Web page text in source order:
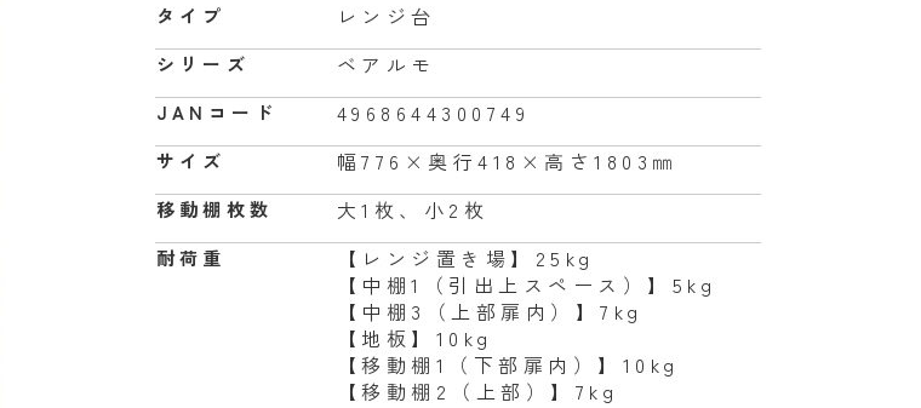
タイプ レンジ台
シリーズ ベアルモ
JANコード 4968644300749
サイズ 幅776×奥行418×高さ1803㎜
移動棚枚数 大1枚、小2枚
耐荷重
【レンジ置き場】25kg
【中棚1（引出上スペース）】5kg
【中棚3（上部扉内）】7kg
【地板】10kg
【移動棚1（下部扉内）】10kg
【移動棚2（上部）】7kg